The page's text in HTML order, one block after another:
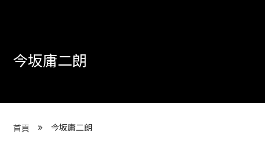
展
們 About DFUN
今坂庸二朗
首頁 今坂庸二朗